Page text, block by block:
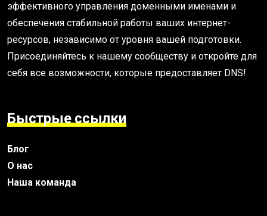
эффективного управления доменными именами и
обеспечения стабильной работы ваших интернет-
ресурсов, независимо от уровня вашей подготовки.
Присоединяйтесь к нашему сообществу и откройте для
себя все возможности, которые предоставляет DNS!
Быстрые ссылки
Блог
О нас
Наша команда